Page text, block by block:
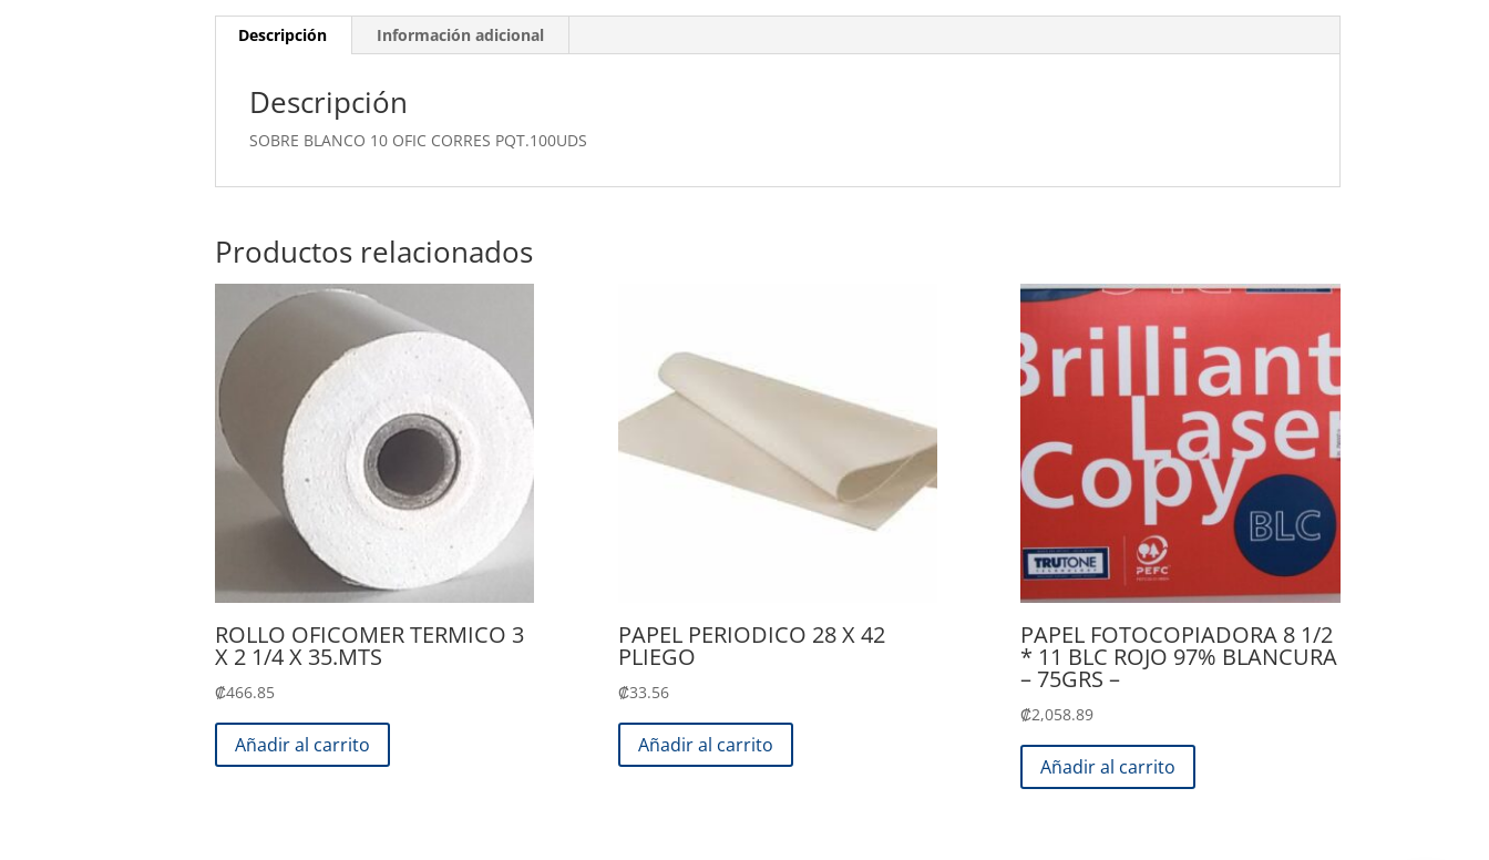
Descripción Información adicional
Descripción
SOBRE BLANCO 10 OFIC CORRES PQT.100UDS
Productos relacionados
ROLLO OFICOMER TERMICO 3
X 2 1/4 X 35.MTS
₡466.85
Añadir al carrito
PAPEL PERIODICO 28 X 42
PLIEGO
₡33.56
Añadir al carrito
PAPEL FOTOCOPIADORA 8 1/2
* 11 BLC ROJO 97% BLANCURA
– 75GRS –
₡2,058.89
Añadir al carrito